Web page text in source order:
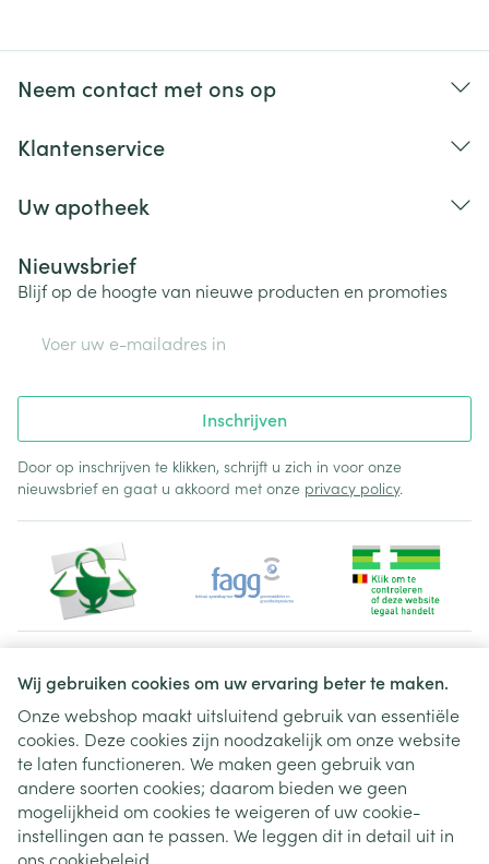
Wij gebruiken cookies om uw ervaring beter te maken.
Onze webshop maakt uitsluitend gebruik van essentiële
cookies. Deze cookies zijn noodzakelijk om onze website
te laten functioneren. We maken geen gebruik van
andere soorten cookies; daarom bieden we geen
mogelijkheid om cookies te weigeren of uw cookie-
instellingen aan te passen. We leggen dit in detail uit in
ons cookiebeleid
Neem contact met ons op
Klantenservice
Uw apotheek
Nieuwsbrief
Blijf op de hoogte van nieuwe producten en promoties
Inschrijven
Door op inschrijven te klikken, schrijft u zich in voor onze
nieuwsbrief en gaat u akkoord met onze privacy policy.
Juridische links